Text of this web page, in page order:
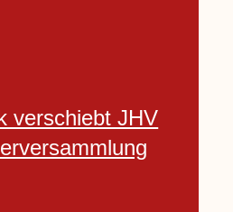
verschiebt JHV